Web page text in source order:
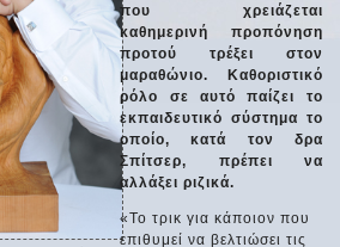
που χρειάζεται
καθημερινή προπόνηση
προτού τρέξει στον
μαραθώνιο. Καθοριστικό
ρόλο σε αυτό παίζει το
εκπαιδευτικό σύστημα το
οποίο, κατά τον δρα
Σπίτσερ, πρέπει να
αλλάξει ριζικά.
«Το τρικ για κάποιον που
επιθυμεί να βελτιώσει τις